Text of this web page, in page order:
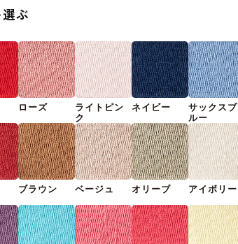
ぶ
ローズ
ライトピン
ク
ネイビー
サックスブ
ルー
ブラウン ベージュ オリーブ アイボリー